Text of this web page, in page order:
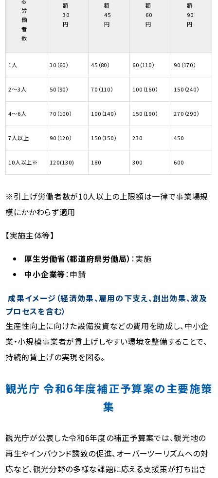
労
働
者
数
額
30
円
額
45
円
額
60
円
額
90
円
1人 30（60） 45（80） 60（110） 90（170）
2〜3人 50（90） 70（110） 100（160） 150（240）
4〜6人 70（100） 100（140） 150（190） 270（290）
7人以上 90（120） 150（150） 230 450
10人以上※ 120(130) 180 300 600
※引上げ労働者数が10人以上の上限額は一律で事業場規
模にかかわらず適用
【実施主体等】
厚生労働省（都道府県労働局） ：実施
中小企業等：申請
成果イメージ（経済効果、雇用の下支え、創出効果、波及
プロセスを含む）
生産性向上に向けた設備投資などの費用を助成し、中小企
業・小規模事業者が賃上げしやすい環境を整備することで、
持続的賃上げの実現を図る。
観光庁 令和6年度補正予算案の主要施策
集
観光庁が公表した令和6年度の補正予算案では、観光地の
再生やインバウンド誘致の促進、オーバーツーリズムへの対
応など、観光分野の多様な課題に応える支援策が打ち出さ